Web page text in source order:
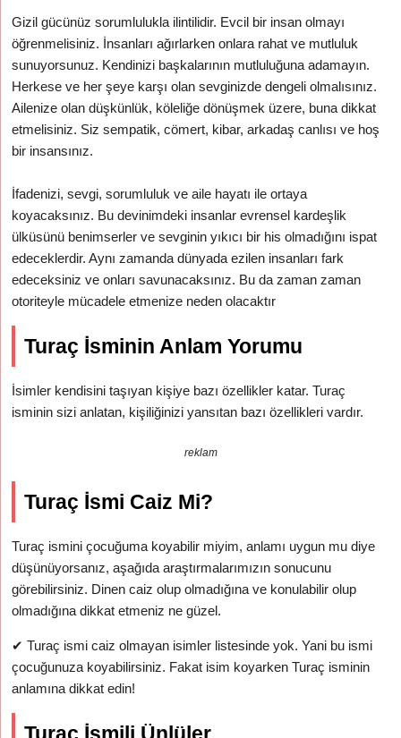
Gizil gücünüz sorumlulukla ilintilidir. Evcil bir insan olmayı
öğrenmelisiniz. İnsanları ağırlarken onlara rahat ve mutluluk
sunuyorsunuz. Kendinizi başkalarının mutluluğuna adamayın.
Herkese ve her şeye karşı olan sevginizde dengeli olmalısınız.
Ailenize olan düşkünlük, köleliğe dönüşmek üzere, buna dikkat
etmelisiniz. Siz sempatik, cömert, kibar, arkadaş canlısı ve hoş
bir insansınız.
İfadenizi, sevgi, sorumluluk ve aile hayatı ile ortaya
koyacaksınız. Bu devinimdeki insanlar evrensel kardeşlik
ülküsünü benimserler ve sevginin yıkıcı bir his olmadığını ispat
edeceklerdir. Aynı zamanda dünyada ezilen insanları fark
edeceksiniz ve onları savunacaksınız. Bu da zaman zaman
otoriteyle mücadele etmenize neden olacaktır
Turaç İsminin Anlam Yorumu
İsimler kendisini taşıyan kişiye bazı özellikler katar. Turaç
isminin sizi anlatan, kişiliğinizi yansıtan bazı özellikleri vardır.
reklam
Turaç İsmi Caiz Mi?
Turaç ismini çocuğuma koyabilir miyim, anlamı uygun mu diye
düşünüyorsanız, aşağıda araştırmalarımızın sonucunu
görebilirsiniz. Dinen caiz olup olmadığına ve konulabilir olup
olmadığına dikkat etmeniz ne güzel.
✔ Turaç ismi caiz olmayan isimler listesinde yok. Yani bu ismi
çocuğunuza koyabilirsiniz. Fakat isim koyarken Turaç isminin
anlamına dikkat edin!